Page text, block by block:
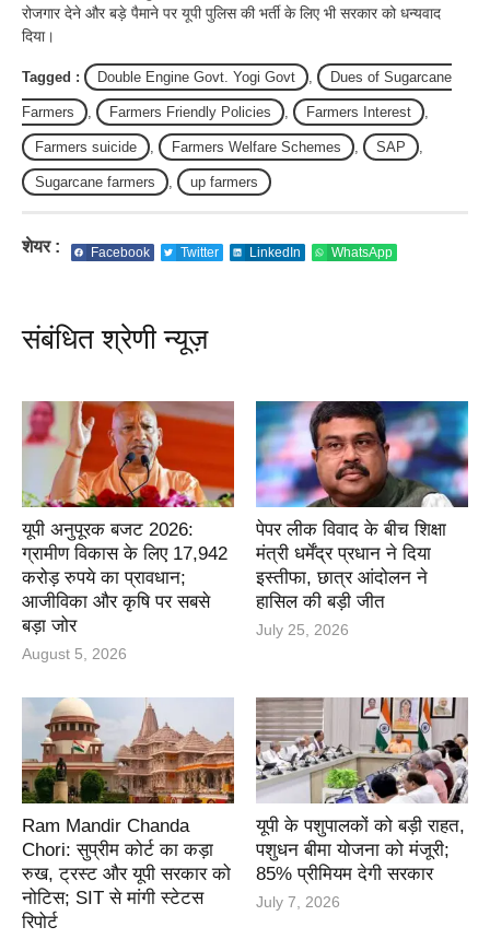
रोजगार देने और बड़े पैमाने पर यूपी पुलिस की भर्ती के लिए भी सरकार को धन्यवाद
दिया।
Tagged : Double Engine Govt. Yogi Govt Dues of Sugarcane
Farmers Farmers Friendly Policies Farmers Interest
Farmers suicide Farmers Welfare Schemes SAP
Sugarcane farmers up farmers
शेयर : Facebook Twitter LinkedIn WhatsApp
संबंधित श्रेणी न्यूज़
यूपी अनुपूरक बजट 2026:
ग्रामीण विकास के लिए 17,942
करोड़ रुपये का प्रावधान;
आजीविका और कृषि पर सबसे
बड़ा जोर
August 5, 2026
पेपर लीक विवाद के बीच शिक्षा
मंत्री धर्मेंद्र प्रधान ने दिया
इस्तीफा, छात्र आंदोलन ने
हासिल की बड़ी जीत
July 25, 2026
Ram Mandir Chanda
Chori: सुप्रीम कोर्ट का कड़ा
रुख, ट्रस्ट और यूपी सरकार को
नोटिस; SIT से मांगी स्टेटस
रिपोर्ट
यूपी के पशुपालकों को बड़ी राहत,
पशुधन बीमा योजना को मंजूरी;
85% प्रीमियम देगी सरकार
July 7, 2026